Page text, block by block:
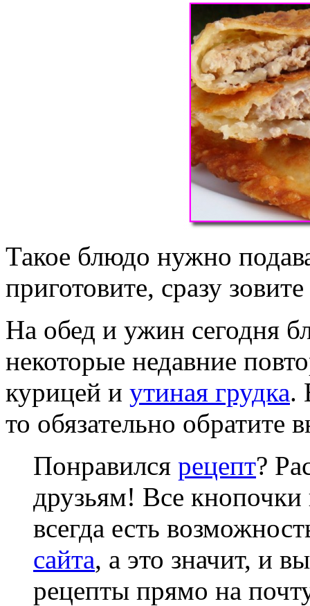
Такое блюдо нужно
приготовите, сразу
На обед и ужин сегодня
некоторые недавние
курицей и утиная грудка.
то обязательно обратите
Понравился рецепт?
друзьям! Все кнопочки
всегда есть
сайта, а это значит, и
рецепты прямо на